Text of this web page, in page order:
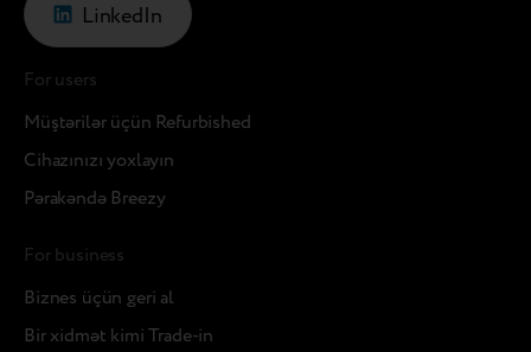
LinkedIn
For users
Müştərilər üçün Refurbished
Cihazınızı yoxlayın
Pərakəndə Breezy
For business
Biznes üçün geri al
Bir xidmət kimi Trade-in